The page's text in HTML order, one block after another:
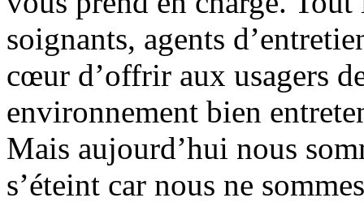
soignants, agents
cœur d’offrir aux usagers
environnement bien
Mais aujourd’hui nous
s’éteint car nous ne